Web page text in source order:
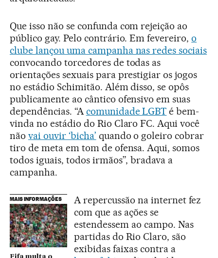
Que isso não se confunda com rejeição ao
público gay. Pelo contrário. Em fevereiro,o
clube lançou uma campanha nas redes sociais
convocando torcedores de todas as
orientações sexuais para prestigiar os jogos
no estádio Schimitão. Além disso, se opôs
publicamente ao cântico ofensivo em suas
dependências. “Acomunidade LGBT é bem-
vinda no estádio do Rio Claro FC. Aqui você
não vai ouvir ‘bicha’ quando o goleiro cobrar
tiro de meta em tom de ofensa. Aqui, somos
todos iguais, todos irmãos”, bradava a
campanha.
MAIS INFORMAÇÕES
A repercussão na internet fez
com que as ações se
estendessem ao campo. Nas
partidas do Rio Claro, são
exibidas faixas contra a